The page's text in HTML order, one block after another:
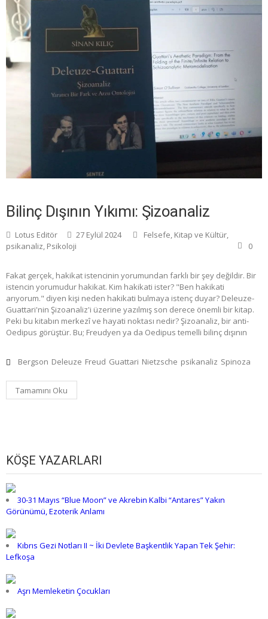
Bilinç Dışının Yıkımı: Şizoanaliz
Lotus Editör 27 Eylül 2024 Felsefe, Kitap ve Kültür,
psikanaliz, Psikoloji 0
Fakat gerçek, hakikat istencinin yorumundan farklı bir şey değildir. Bir
istencin yorumudur hakikat. Kim hakikati ister? "Ben hakikati
arıyorum." diyen kişi neden hakikati bulmaya istenç duyar? Deleuze-
Guattari'nin Şizoanaliz'i üzerine yazılmış son derece önemli bir kitap.
Peki bu kitabın merkezî ve hayati noktası nedir? Şizoanaliz, bir anti-
Oedipus görüştür. Bu; Freudyen ya da Oedipus temelli bilinç dışının
Bergson Deleuze Freud Guattari Nietzsche psikanaliz Spinoza
Tamamını Oku
KÖŞE YAZARLARI
30-31 Mayıs “Blue Moon” ve Akrebin Kalbi “Antares” Yakın
Görünümü, Ezoterik Anlamı
Kıbrıs Gezi Notları II ~ İki Devlete Başkentlik Yapan Tek Şehir:
Lefkoşa
Aşrı Memleketin Çocukları